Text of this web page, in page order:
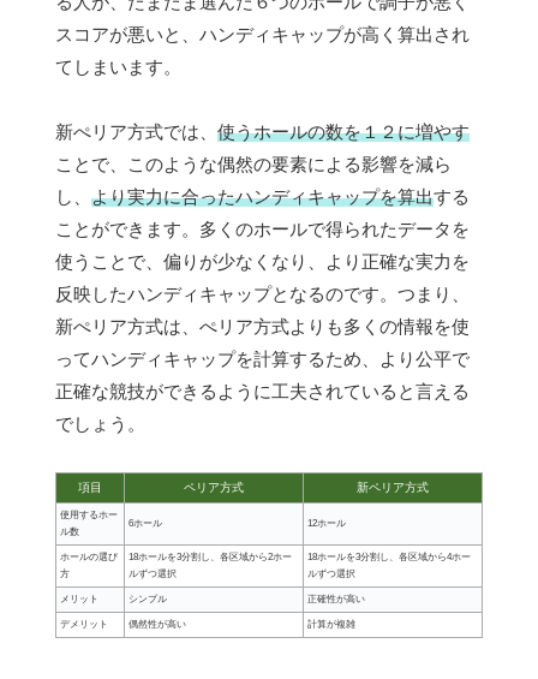
スコアが悪いと、ハンディキャップが高く算出され
てしまいます。
新ぺリア方式では、 使うホールの数を１２に増やす
ことで、このような偶然の要素による影響を減ら
し、 より実力に合ったハンディキャップを算出する
ことができます。多くのホールで得られたデータを
使うことで、偏りが少なくなり、より正確な実力を
反映したハンディキャップとなるのです。つまり、
新ぺリア方式は、ぺリア方式よりも多くの情報を使
ってハンディキャップを計算するため、より公平で
正確な競技ができるように工夫されていると言える
でしょう。
項目 ペリア方式 新ペリア方式
使用するホー
ル数
6ホール 12ホール
ホールの選び
方
18ホールを3分割し、各区域から2ホー
ルずつ選択
18ホールを3分割し、各区域から4ホー
ルずつ選択
メリット シンプル 正確性が高い
デメリット 偶然性が高い 計算が複雑